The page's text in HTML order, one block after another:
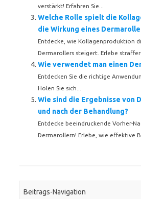
verstärkt! Erfahren Sie...
Welche Rolle spielt die
die Wirkung eines
Entdecke, wie Kollagenproduktion
Dermarollers steigert. Erlebe
Wie verwendet man einen
Entdecken Sie die richtige
Holen Sie sich...
Wie sind die Ergebnisse von
und nach der Behandlung?
Entdecke beeindruckende Vorher-
Dermarollern! Erlebe, wie effektive
Beitrags-Navigation